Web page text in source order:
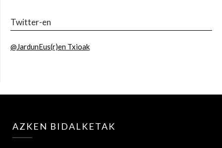
Twitter-en
@JardunEus(r)en Txioak
AZKEN BIDALKETAK